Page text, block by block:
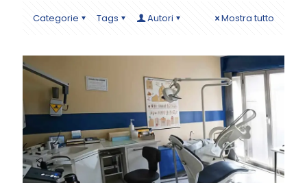
Categorie Tags Autori Mostra tutto